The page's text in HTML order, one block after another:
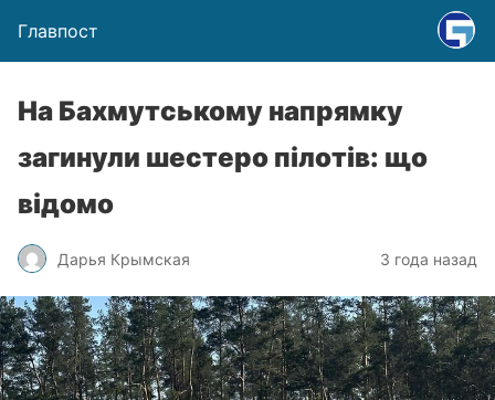
Главпост
На Бахмутському напрямку
загинули шестеро пілотів: що
відомо
Дарья Крымская 3 года назад